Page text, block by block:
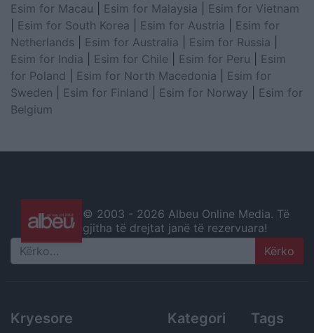
Esim for Macau
Esim for Malaysia
Esim for Vietnam
Esim for South Korea Esim for Austria
Esim for
Netherlands
Esim for Australia Esim for Russia
Esim for India
Esim for Chile Esim for Peru
Esim
for Poland
Esim for North Macedonia
Esim for
Sweden
Esim for Finland Esim for Norway
Esim for
Belgium
© 2003 - 2026 Albeu Online Media. Të
gjitha të drejtat janë të rezervuara!
Search
Kryesore Kategori Tags